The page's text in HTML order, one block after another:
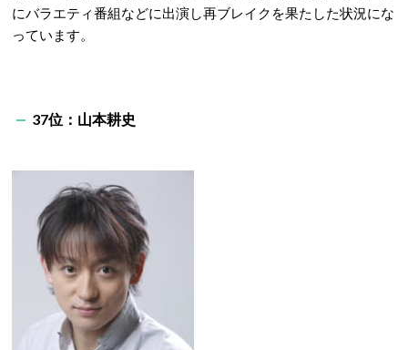
にバラエティ番組などに出演し再ブレイクを果たした状況にな
っています。
37位：山本耕史